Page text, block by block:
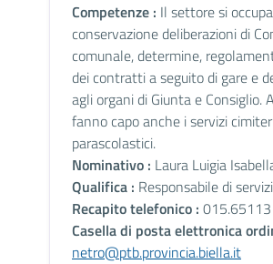
Competenze : Il settore si
conservazione deliberazioni di
comunale, determine,
dei contratti a seguito di gare e
agli organi di Giunta e Consiglio.
fanno capo anche i servizi
parascolastici.
Nominativo : Laura Luigia
Qualifica : Responsabile di
Recapito telefonico :
Casella di posta elettronica
netro@ptb.provincia.biella.it